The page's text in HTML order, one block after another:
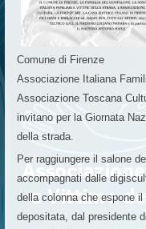
Comune di Firenze
Associazione Italiana
Associazione Toscana
invitano per la Giornata
della strada.
Per raggiungere il salone
accompagnati dalle
della colonna che espone
depositata, dal presidente